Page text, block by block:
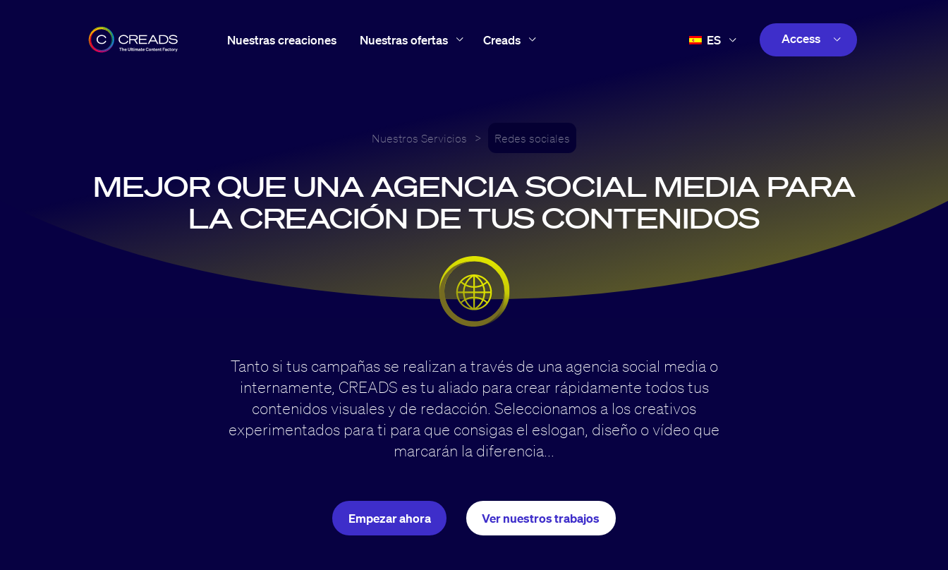
Nuestras creaciones Nuestras ofertas Creads ES Access
Nuestros Servicios > Redes sociales
MEJOR QUE UNA AGENCIA SOCIAL MEDIA PARA
LA CREACIÓN DE TUS CONTENIDOS
Tanto si tus campañas se realizan a través de una agencia social media o
internamente, CREADS es tu aliado para crear rápidamente todos tus
contenidos visuales y de redacción. Seleccionamos a los creativos
experimentados para ti para que consigas el eslogan, diseño o vídeo que
marcarán la diferencia...
Empezar ahora Ver nuestros trabajos